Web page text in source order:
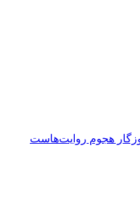
هجوم روایت‌هاست